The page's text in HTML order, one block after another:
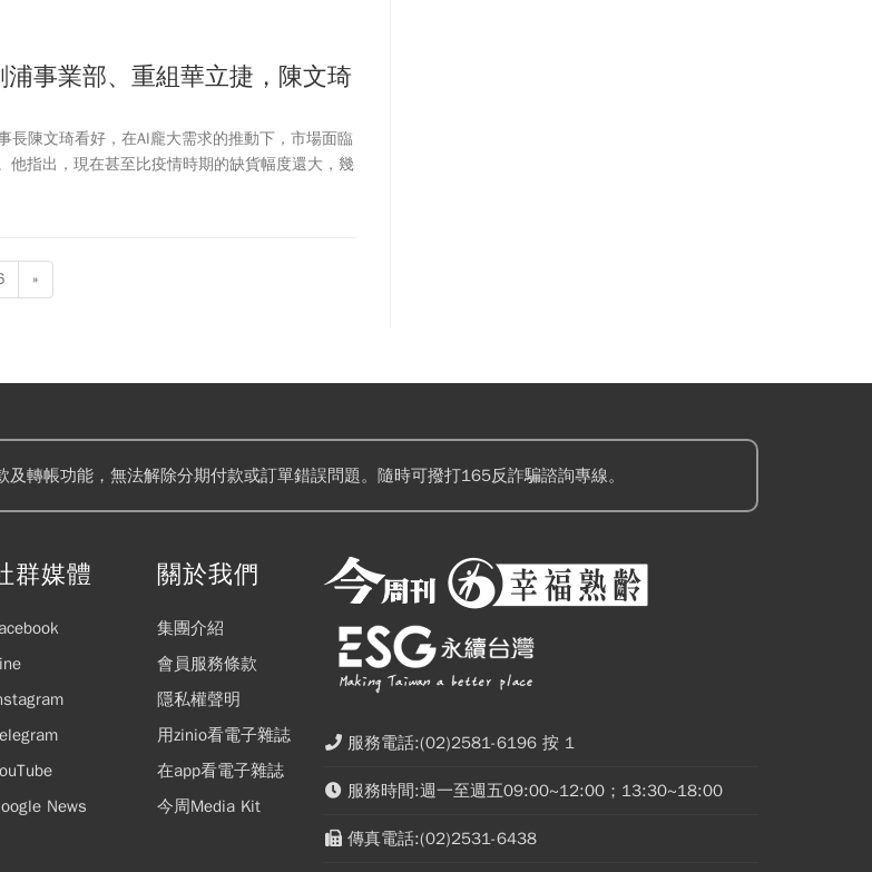
事業部、重組華立捷，陳文琦
長陳文琦看好，在AI龐大需求的推動下，市場面臨
他指出，現在甚至比疫情時期的缺貨幅度還大，幾
未來光通訊將會在資料中心扮演核心角色。
»
及轉帳功能，無法解除分期付款或訂單錯誤問題。隨時可撥打165反詐騙諮詢專線。
群媒體
News
關於我們
集團介紹
會員服務條款
隱私權聲明
用zinio看電子雜誌
在app看電子雜誌
今周Media Kit
服務電話:(02)2581-6196 按 1
服務時間:週一至週五09:00~12:00；13:30~18:00
傳真電話:(02)2531-6438